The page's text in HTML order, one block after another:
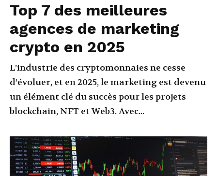
Top 7 des meilleures
agences de marketing
crypto en 2025
L’industrie des cryptomonnaies ne cesse
d’évoluer, et en 2025, le marketing est devenu
un élément clé du succès pour les projets
blockchain, NFT et Web3. Avec...